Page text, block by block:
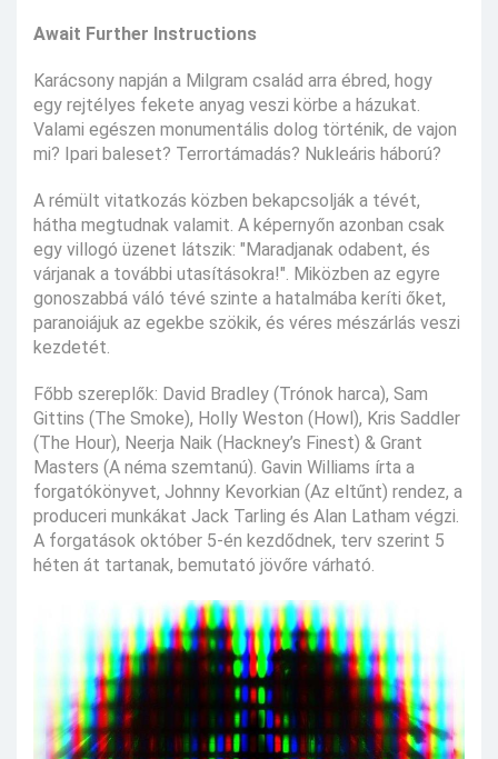
Await Further Instructions
Karácsony napján a Milgram család arra ébred, hogy
egy rejtélyes fekete anyag veszi körbe a házukat.
Valami egészen monumentális dolog történik, de vajon
mi? Ipari baleset? Terrortámadás? Nukleáris háború?
A rémült vitatkozás közben bekapcsolják a tévét,
hátha megtudnak valamit. A képernyőn azonban csak
egy villogó üzenet látszik: "Maradjanak odabent, és
várjanak a további utasításokra!". Miközben az egyre
gonoszabbá váló tévé szinte a hatalmába keríti őket,
paranoiájuk az egekbe szökik, és véres mészárlás veszi
kezdetét.
Főbb szereplők: David Bradley (Trónok harca), Sam
Gittins (The Smoke), Holly Weston (Howl), Kris Saddler
(The Hour), Neerja Naik (Hackney’s Finest) & Grant
Masters (A néma szemtanú). Gavin Williams írta a
forgatókönyvet, Johnny Kevorkian (Az eltűnt) rendez, a
produceri munkákat Jack Tarling és Alan Latham végzi.
A forgatások október 5-én kezdődnek, terv szerint 5
héten át tartanak, bemutató jövőre várható.